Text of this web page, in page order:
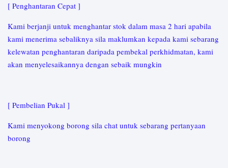
[ Penghantaran Cepat ]
Kami berjanji untuk menghantar stok dalam masa 2 hari apabila
kami menerima sebaliknya sila maklumkan kepada kami sebarang
kelewatan penghantaran daripada pembekal perkhidmatan, kami
akan menyelesaikannya dengan sebaik mungkin
[ Pembelian Pukal ]
Kami menyokong borong sila chat untuk sebarang pertanyaan
borong